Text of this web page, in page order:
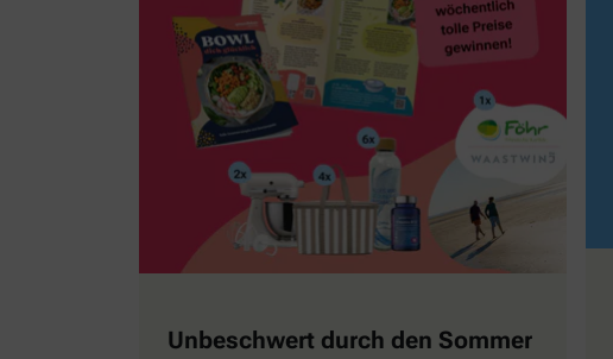
Unbeschwert durch den Sommer